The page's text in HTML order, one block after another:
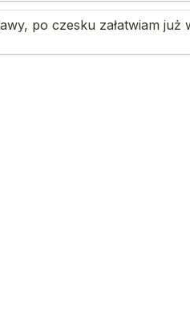
po czesku załatwiam już